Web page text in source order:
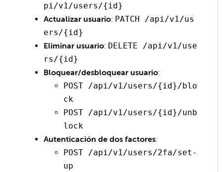
pi/v1/users/{id}
Actualizar usuario: PATCH /api/v1/us
ers/{id}
Eliminar usuario: DELETE /api/v1/use
rs/{id}
Bloquear/desbloquear usuario:
POST /api/v1/users/{id}/blo
ck
POST /api/v1/users/{id}/unb
lock
Autenticación de dos factores:
POST /api/v1/users/2fa/set-
up